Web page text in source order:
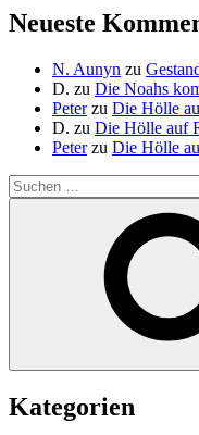
Neueste
N. Aunyn zu
D. zu Die Noahs
Peterzu Die Hölle
D. zu Die Hölle auf
Peterzu Die Hölle
Suche
nach:
Kategorien